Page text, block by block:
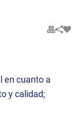
en cuanto a
y calidad;